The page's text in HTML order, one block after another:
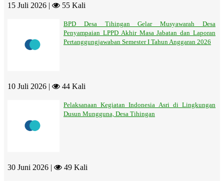
15 Juli 2026 | 55 Kali
BPD Desa Tihingan Gelar Musyawarah Desa
Penyampaian LPPD Akhir Masa Jabatan dan Laporan
Pertanggungjawaban Semester I Tahun Anggaran 2026
10 Juli 2026 | 44 Kali
Pelaksanaan Kegiatan Indonesia Asri di Lingkungan
Dusun Mungguna, Desa Tihingan
30 Juni 2026 | 49 Kali